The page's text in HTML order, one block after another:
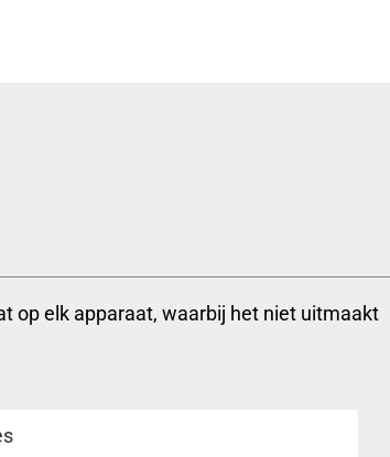
op elk apparaat, waarbij het niet uitmaakt